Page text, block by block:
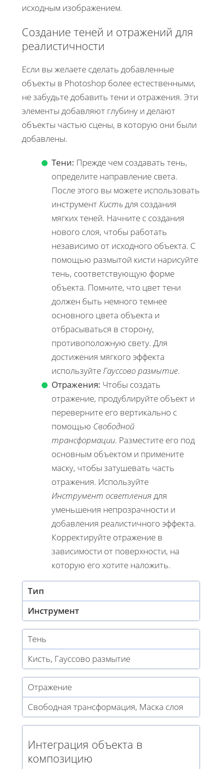
исходным изображением.
Создание теней и отражений для
реалистичности
Если вы желаете сделать добавленные
объекты в Photoshop более естественными,
не забудьте добавить тени и отражения. Эти
элементы добавляют глубину и делают
объекты частью сцены, в которую они были
добавлены.
Тени: Прежде чем создавать тень,
определите направление света.
После этого вы можете использовать
инструмент Кистьдля создания
мягких теней. Начните с создания
нового слоя, чтобы работать
независимо от исходного объекта. С
помощью размытой кисти нарисуйте
тень, соответствующую форме
объекта. Помните, что цвет тени
должен быть немного темнее
основного цвета объекта и
отбрасываться в сторону,
противоположную свету. Для
достижения мягкого эффекта
используйте Гауссово размытие.
Отражения: Чтобы создать
отражение, продублируйте объект и
переверните его вертикально с
помощью Свободной
трансформации. Разместите его под
основным объектом и примените
маску, чтобы затушевать часть
отражения. Используйте
Инструмент осветления для
уменьшения непрозрачности и
добавления реалистичного эффекта.
Корректируйте отражение в
зависимости от поверхности, на
которую его хотите наложить.
Тип
Инструмент
Тень
Кисть, Гауссово размытие
Отражение
Свободная трансформация, Маска слоя
Интеграция объекта в
композицию